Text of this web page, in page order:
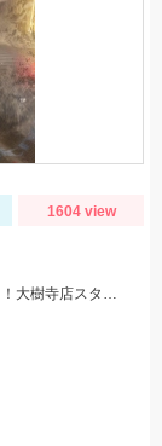
1604 view
小型が多かったですが黄色いアユが追って掛かりますよ！大樹寺店スタッフ岩崎釣行